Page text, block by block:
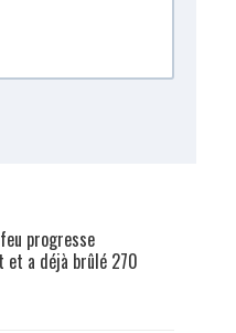
progresse
et a déjà brûlé 270